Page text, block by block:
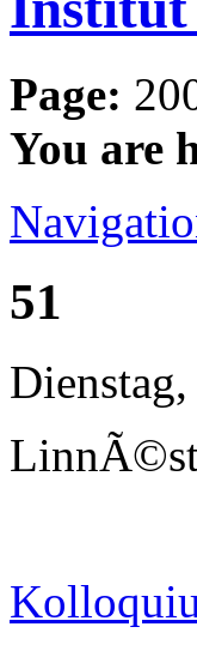
Page:
You are
51